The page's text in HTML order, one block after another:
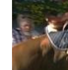
CLUB LADY -
LORENZO -
TOPINAMBOUR
INTERTOY Z -
DI CAMPALTO